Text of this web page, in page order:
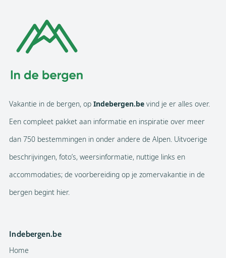
Vakantie in de bergen, op Indebergen.be vind je er alles over.
Een compleet pakket aan informatie en inspiratie over meer
dan 750 bestemmingen in onder andere de Alpen. Uitvoerige
beschrijvingen, foto’s, weersinformatie, nuttige links en
accommodaties; de voorbereiding op je zomervakantie in de
bergen begint hier.
Indebergen.be
Home